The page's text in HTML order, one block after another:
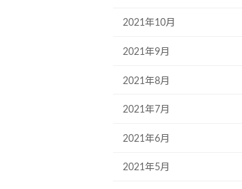
2021年10月
2021年9月
2021年8月
2021年7月
2021年6月
2021年5月